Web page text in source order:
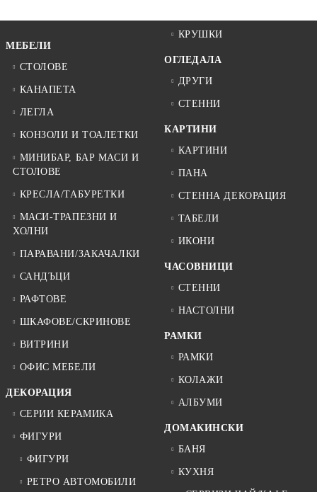
МЕБЕЛИ
СТОЛОВЕ
КАНАПЕТА
ЛЕГЛА
КОНЗОЛИ И ТОАЛЕТКИ
МИНИБАР, БАР МАСИ И
СТОЛОВЕ
КРЕСЛА/ТАБУРЕТКИ
МАСИ-ТРАПЕЗНИ И
ХОЛНИ
ПАРАВАНИ/ЗАКАЧАЛКИ
САНДЪЦИ
РАФТОВЕ
ШКАФОВЕ/СКРИНОВЕ
ВИТРИНИ
ОФИС МЕБЕЛИ
ДЕКОРАЦИЯ
СЕРИИ КЕРАМИКА
ФИГУРИ
ФИГУРИ
РЕТРО АВТОМОБИЛИ
КРУШКИ
ОГЛЕДАЛА
ДРУГИ
СТЕННИ
КАРТИНИ
КАРТИНИ
ПАНА
СТЕННА ДЕКОРАЦИЯ
ТАБЕЛИ
ИКОНИ
ЧАСОВНИЦИ
СТЕННИ
НАСТОЛНИ
РАМКИ
РАМКИ
КОЛАЖИ
АЛБУМИ
ДОМАКИНСКИ
БАНЯ
КУХНЯ